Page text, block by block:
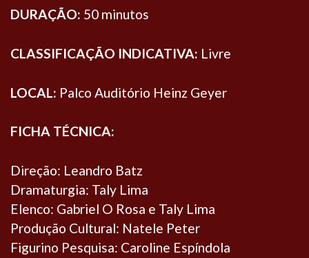
DURAÇÃO: 50 minutos
CLASSIFICAÇÃO INDICATIVA: Livre
LOCAL: Palco Auditório Heinz Geyer
FICHA TÉCNICA:
Direção: Leandro Batz
Dramaturgia: Taly Lima
Elenco: Gabriel O Rosa e Taly Lima
Produção Cultural: Natele Peter
Figurino Pesquisa: Caroline Espíndola